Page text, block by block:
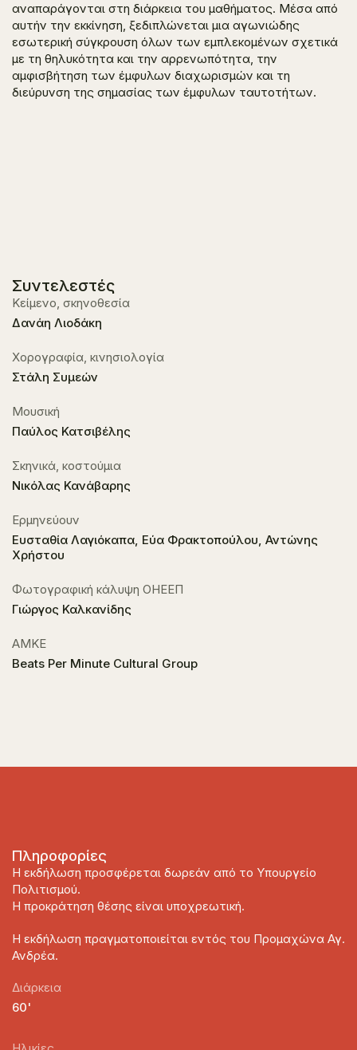
αναπαράγονται στη διάρκεια του μαθήματος. Μέσα από
αυτήν την εκκίνηση, ξεδιπλώνεται μια αγωνιώδης
εσωτερική σύγκρουση όλων των εμπλεκομένων σχετικά
με τη θηλυκότητα και την αρρενωπότητα, την
αμφισβήτηση των έμφυλων διαχωρισμών και τη
διεύρυνση της σημασίας των έμφυλων ταυτοτήτων.
Συντελεστές
Κείμενο, σκηνοθεσία
Δανάη Λιοδάκη
Χορογραφία, κινησιολογία
Στάλη Συμεών
Μουσική
Παύλος Κατσιβέλης
Σκηνικά, κοστούμια
Νικόλας Κανάβαρης
Ερμηνεύουν
Ευσταθία Λαγιόκαπα, Εύα Φρακτοπούλου, Αντώνης
Χρήστου
Φωτογραφική κάλυψη ΟΗΕΕΠ
Γιώργος Καλκανίδης
ΑΜΚΕ
Beats Per Minute Cultural Group
Πληροφορίες
Η εκδήλωση προσφέρεται δωρεάν από το Υπουργείο
Πολιτισμού.
Η προκράτηση θέσης είναι υποχρεωτική.
Η εκδήλωση πραγματοποιείται εντός του Προμαχώνα Αγ.
Ανδρέα.
Διάρκεια
60'